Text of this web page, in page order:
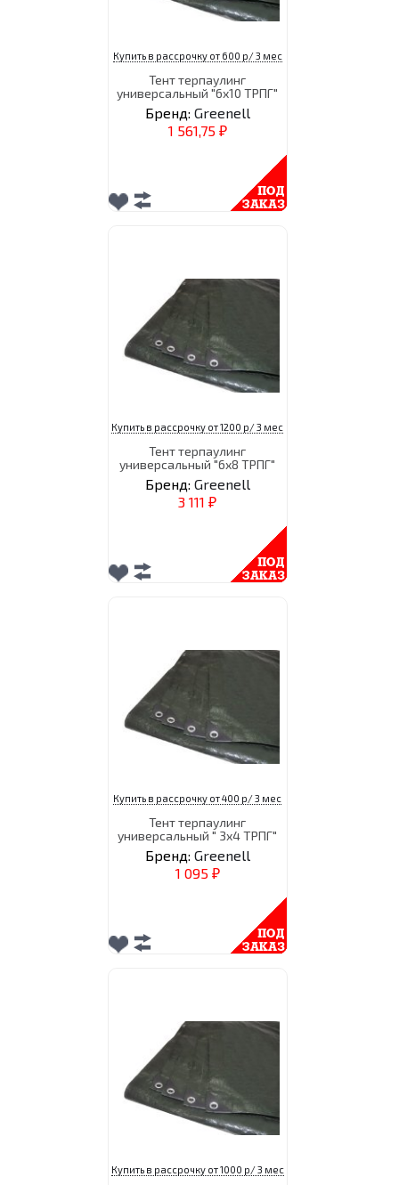
Купить в рассрочку от 600 р/ 3 мес
Тент терпаулинг
универсальный "6х10 ТРПГ"
Бренд: Greenell
1 561,75 ₽
Купить в рассрочку от 1200 р/ 3 мес
Тент терпаулинг
универсальный "6х8 ТРПГ"
Бренд: Greenell
3 111 ₽
Купить в рассрочку от 400 р/ 3 мес
Тент терпаулинг
универсальный " 3х4 ТРПГ"
Бренд: Greenell
1 095 ₽
Купить в рассрочку от 1000 р/ 3 мес